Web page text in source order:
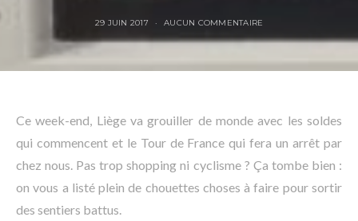
29 JUIN 2017 AUCUN COMMENTAIRE
Ce week-end, Liège va grouiller de monde avec les soldes
qui commencent et le Tour de France qui fera un arrêt par
chez nous. Pas trop shopping ni cyclisme ? Ça tombe bien :
on vous a listé plein de chouettes choses à faire pour sortir
des sentiers battus.